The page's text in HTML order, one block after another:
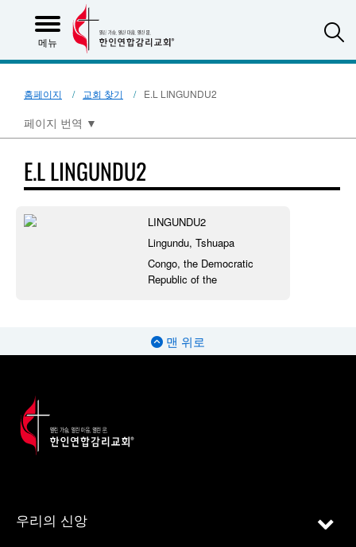
메뉴
홈페이지 교회 찾기 E.L LINGUNDU2
페이지 번역 ▼
E.L LINGUNDU2
LINGUNDU2
Lingundu, Tshuapa
Congo, the Democratic
Republic of the
맨 위로
우리의 신앙